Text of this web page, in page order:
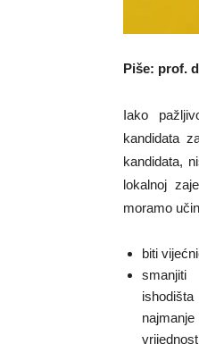
Piše: prof.
Iako
kandidata
kandidata,
lokalnoj
moramo
biti
smanjiti